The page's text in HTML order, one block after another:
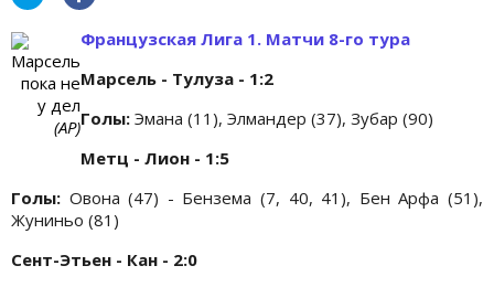
Марсель
пока не
у дел
(АР)
Французская Лига 1. Матчи 8-го тура
Марсель - Тулуза - 1:2
Голы: Эмана (11), Элмандер (37), Зубар (90)
Метц - Лион - 1:5
Голы: Овона (47) - Бензема (7, 40, 41), Бен Арфа (51),
Жуниньо (81)
Сент-Этьен - Кан - 2:0